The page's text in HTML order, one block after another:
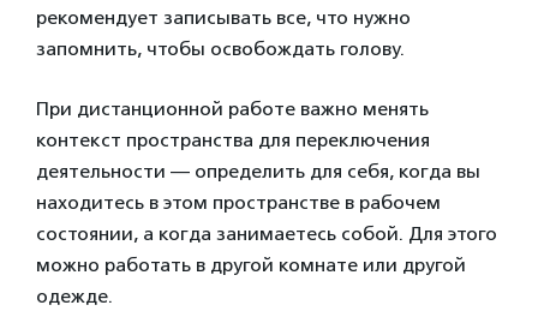
рекомендует записывать все, что нужно
запомнить, чтобы освобождать голову.
При дистанционной работе важно менять
контекст пространства для переключения
деятельности — определить для себя, когда вы
находитесь в этом пространстве в рабочем
состоянии, а когда занимаетесь собой. Для этого
можно работать в другой комнате или другой
одежде.